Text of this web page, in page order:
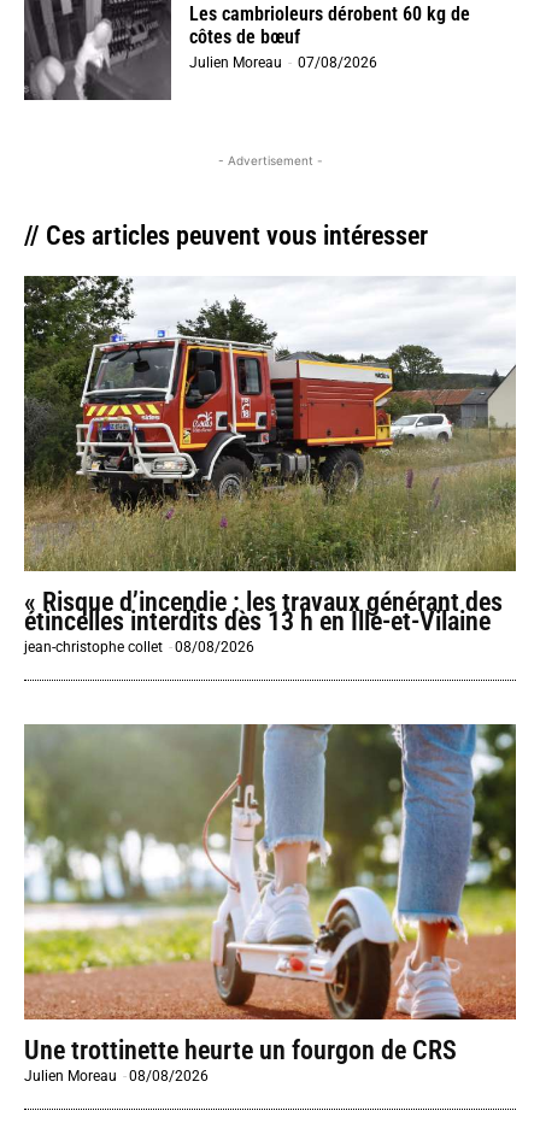
Les cambrioleurs dérobent 60 kg de
côtes de bœuf
Julien Moreau - 07/08/2026
- Advertisement -
// Ces articles peuvent vous intéresser
« Risque d’incendie : les travaux générant des
étincelles interdits dès 13 h en Ille-et-Vilaine
jean-christophe collet -08/08/2026
Une trottinette heurte un fourgon de CRS
Julien Moreau -08/08/2026